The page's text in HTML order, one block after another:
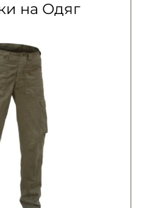
Underwear Оригінал
MTP
- 1475 ₴
на Одяг